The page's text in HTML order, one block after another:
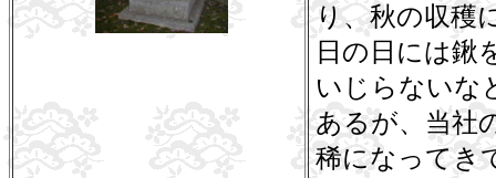
り、秋の収穫
日の日には鍬
いじらないな
あるが、当社
稀になってき